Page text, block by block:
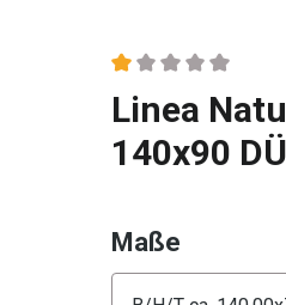
Durchschnittliche
Linea
140x90
Maße
Konfigurator